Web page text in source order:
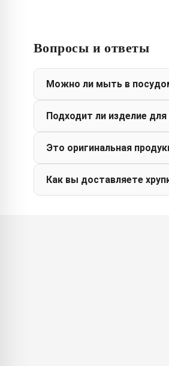
Вопросы и ответы
Можно ли мыть в
Подходит ли изделие
Это оригинальная
Как вы доставляете